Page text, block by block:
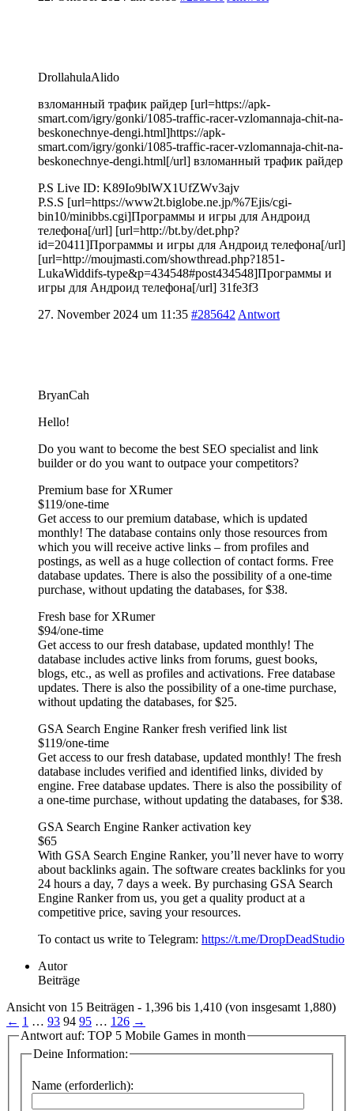
DrollahulaAlido
взломанный трафик райдер [url=https://apk-
smart.com/igry/gonki/1085-traffic-racer-vzlomannaja-chit-na-
beskonechnye-dengi.html]https://apk-
smart.com/igry/gonki/1085-traffic-racer-vzlomannaja-chit-na-
beskonechnye-dengi.html[/url] взломанный трафик райдер
P.S Live ID: K89Io9blWX1UfZWv3ajv
P.S.S [url=https://www2t.biglobe.ne.jp/%7Ejis/cgi-
bin10/minibbs.cgi]Программы и игры для Андроид
телефона[/url] [url=http://bt.by/det.php?
id=20411]Программы и игры для Андроид телефона[/url]
[url=http://moujmasti.com/showthread.php?1851-
LukaWiddifs-type&p=434548#post434548]Программы и
игры для Андроид телефона[/url] 31fe3f3
27. November 2024 um 11:35 #285642 Antwort
BryanCah
Hello!
Do you want to become the best SEO specialist and link
builder or do you want to outpace your competitors?
Premium base for XRumer
$119/one-time
Get access to our premium database, which is updated
monthly! The database contains only those resources from
which you will receive active links – from profiles and
postings, as well as a huge collection of contact forms. Free
database updates. There is also the possibility of a one-time
purchase, without updating the databases, for $38.
Fresh base for XRumer
$94/one-time
Get access to our fresh database, updated monthly! The
database includes active links from forums, guest books,
blogs, etc., as well as profiles and activations. Free database
updates. There is also the possibility of a one-time purchase,
without updating the databases, for $25.
GSA Search Engine Ranker fresh verified link list
$119/one-time
Get access to our fresh database, updated monthly! The fresh
database includes verified and identified links, divided by
engine. Free database updates. There is also the possibility of
a one-time purchase, without updating the databases, for $38.
GSA Search Engine Ranker activation key
$65
With GSA Search Engine Ranker, you’ll never have to worry
about backlinks again. The software creates backlinks for you
24 hours a day, 7 days a week. By purchasing GSA Search
Engine Ranker from us, you get a quality product at a
competitive price, saving your resources.
To contact us write to Telegram: https://t.me/DropDeadStudio
Autor
Beiträge
Ansicht von 15 Beiträgen - 1,396 bis 1,410 (von insgesamt 1,880)
← 1 … 93 94 95 … 126 →
Antwort auf: TOP 5 Mobile Games in month
Deine Information:
Name (erforderlich):